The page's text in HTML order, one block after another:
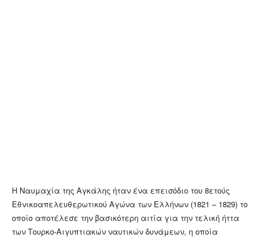
Η Ναυμαχία της Αγκάλης ήταν ένα επεισόδιο του 8ετούς
Εθνικοαπελευθερωτικού Αγώνα των Ελλήνων (1821 – 1829) το
οποίο αποτέλεσε την βασικότερη αιτία για την τελική ήττα
των Τουρκο-Αιγυπτιακών ναυτικών δυνάμεων, η οποία